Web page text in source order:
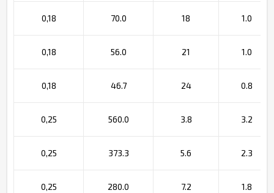
0,18 70.0 18 1.0
0,18 56.0 21 1.0
0,18 46.7 24 0.8
0,25 560.0 3.8 3.2
0,25 373.3 5.6 2.3
0,25 280.0 7.2 1.8